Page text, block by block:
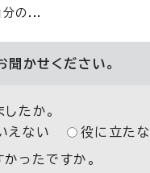
分の...
聞かせください。
たか。
えない 役に立た
ったですか。